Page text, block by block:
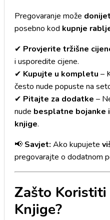
Pregovaranje može
posebno kod kupnje
✔ Provjerite tržišne
i usporedite cijene.
✔ Kupujte u kompletu –
često nude popuste na
✔ Pitajte za dodatke –
nude besplatne bojanke
knjige.
📢 Savjet: Ako kupujete
pregovarajte o dodatnom
Zašto
Knjige?